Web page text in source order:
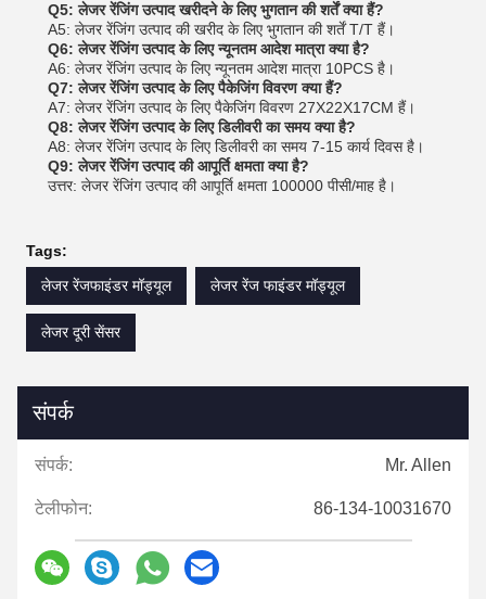
Q5: लेजर रेंजिंग उत्पाद खरीदने के लिए भुगतान की शर्तें क्या हैं?
A5: लेजर रेंजिंग उत्पाद की खरीद के लिए भुगतान की शर्तें T/T हैं।
Q6: लेजर रेंजिंग उत्पाद के लिए न्यूनतम आदेश मात्रा क्या है?
A6: लेजर रेंजिंग उत्पाद के लिए न्यूनतम आदेश मात्रा 10PCS है।
Q7: लेजर रेंजिंग उत्पाद के लिए पैकेजिंग विवरण क्या हैं?
A7: लेजर रेंजिंग उत्पाद के लिए पैकेजिंग विवरण 27X22X17CM हैं।
Q8: लेजर रेंजिंग उत्पाद के लिए डिलीवरी का समय क्या है?
A8: लेजर रेंजिंग उत्पाद के लिए डिलीवरी का समय 7-15 कार्य दिवस है।
Q9: लेजर रेंजिंग उत्पाद की आपूर्ति क्षमता क्या है?
उत्तर: लेजर रेंजिंग उत्पाद की आपूर्ति क्षमता 100000 पीसी/माह है।
Tags:
लेजर रेंजफाइंडर मॉड्यूल
लेजर रेंज फाइंडर मॉड्यूल
लेजर दूरी सेंसर
संपर्क
संपर्क: Mr. Allen
टेलीफोन: 86-134-10031670